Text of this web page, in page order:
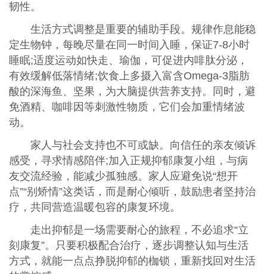
韧性。
生活方式调整是重要的辅助手段。规律作息能稳
定生物钟，每晚尽量在同一时间入睡，保证7-8小时
睡眠;适度运动如快走、瑜伽，可促进内啡肽分泌，
有效缓解低落情绪;饮食上多摄入富含Omega-3脂肪
酸的深海鱼、坚果，为大脑提供营养支持。同时，避
免酒精、咖啡因等刺激性物质，它们会加重情绪波
动。
家人与社会支持也不可或缺。向信任的亲友倾诉
感受，寻求情感陪伴;加入正规抑郁康复小组，与病
友交流经验，能减少孤独感。家人应避免说“想开
点”“别矫情”这类话，而是耐心倾听，鼓励患者坚持治
疗，共同营造温暖包容的康复环境。
走出抑郁是一场需要耐心的旅程，不必追求“立
刻康复”。只要积极配合治疗，逐步调整认知与生活
方式，就能一点点挣脱抑郁的枷锁，重新找回对生活